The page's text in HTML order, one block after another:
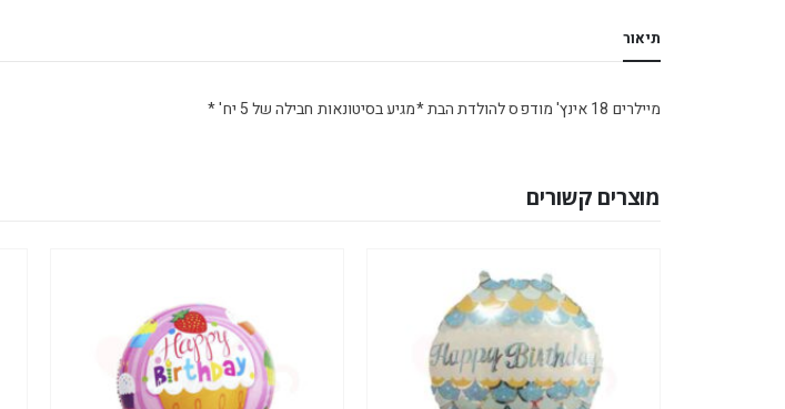
תיאור
מיילרים 18 אינץ' מודפס להולדת הבת *מגיע בסיטונאות חבילה של 5 יח' *
מוצרים קשורים